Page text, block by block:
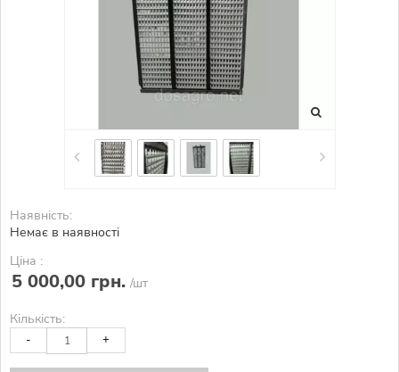
Наявність:
Немає в наявності
Ціна :
5 000,00 грн. /шт
Кількість:
- +